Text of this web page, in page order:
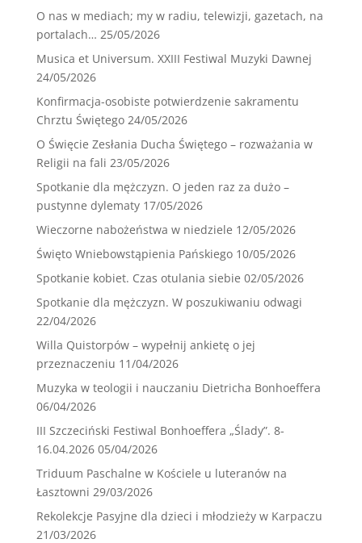
O nas w mediach; my w radiu, telewizji, gazetach, na
portalach… 25/05/2026
Musica et Universum. XXIII Festiwal Muzyki Dawnej
24/05/2026
Konfirmacja-osobiste potwierdzenie sakramentu
Chrztu Świętego 24/05/2026
O Święcie Zesłania Ducha Świętego – rozważania w
Religii na fali 23/05/2026
Spotkanie dla mężczyzn. O jeden raz za dużo –
pustynne dylematy 17/05/2026
Wieczorne nabożeństwa w niedziele 12/05/2026
Święto Wniebowstąpienia Pańskiego 10/05/2026
Spotkanie kobiet. Czas otulania siebie 02/05/2026
Spotkanie dla mężczyzn. W poszukiwaniu odwagi
22/04/2026
Willa Quistorpów – wypełnij ankietę o jej
przeznaczeniu 11/04/2026
Muzyka w teologii i nauczaniu Dietricha Bonhoeffera
06/04/2026
III Szczeciński Festiwal Bonhoeffera „Ślady”. 8-
16.04.2026 05/04/2026
Triduum Paschalne w Kościele u luteranów na
Łasztowni 29/03/2026
Rekolekcje Pasyjne dla dzieci i młodzieży w Karpaczu
21/03/2026